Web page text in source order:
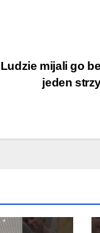
Ludzie mijali go
jeden